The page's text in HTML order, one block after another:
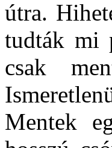
útra.
tudták mi
csak
Mentek